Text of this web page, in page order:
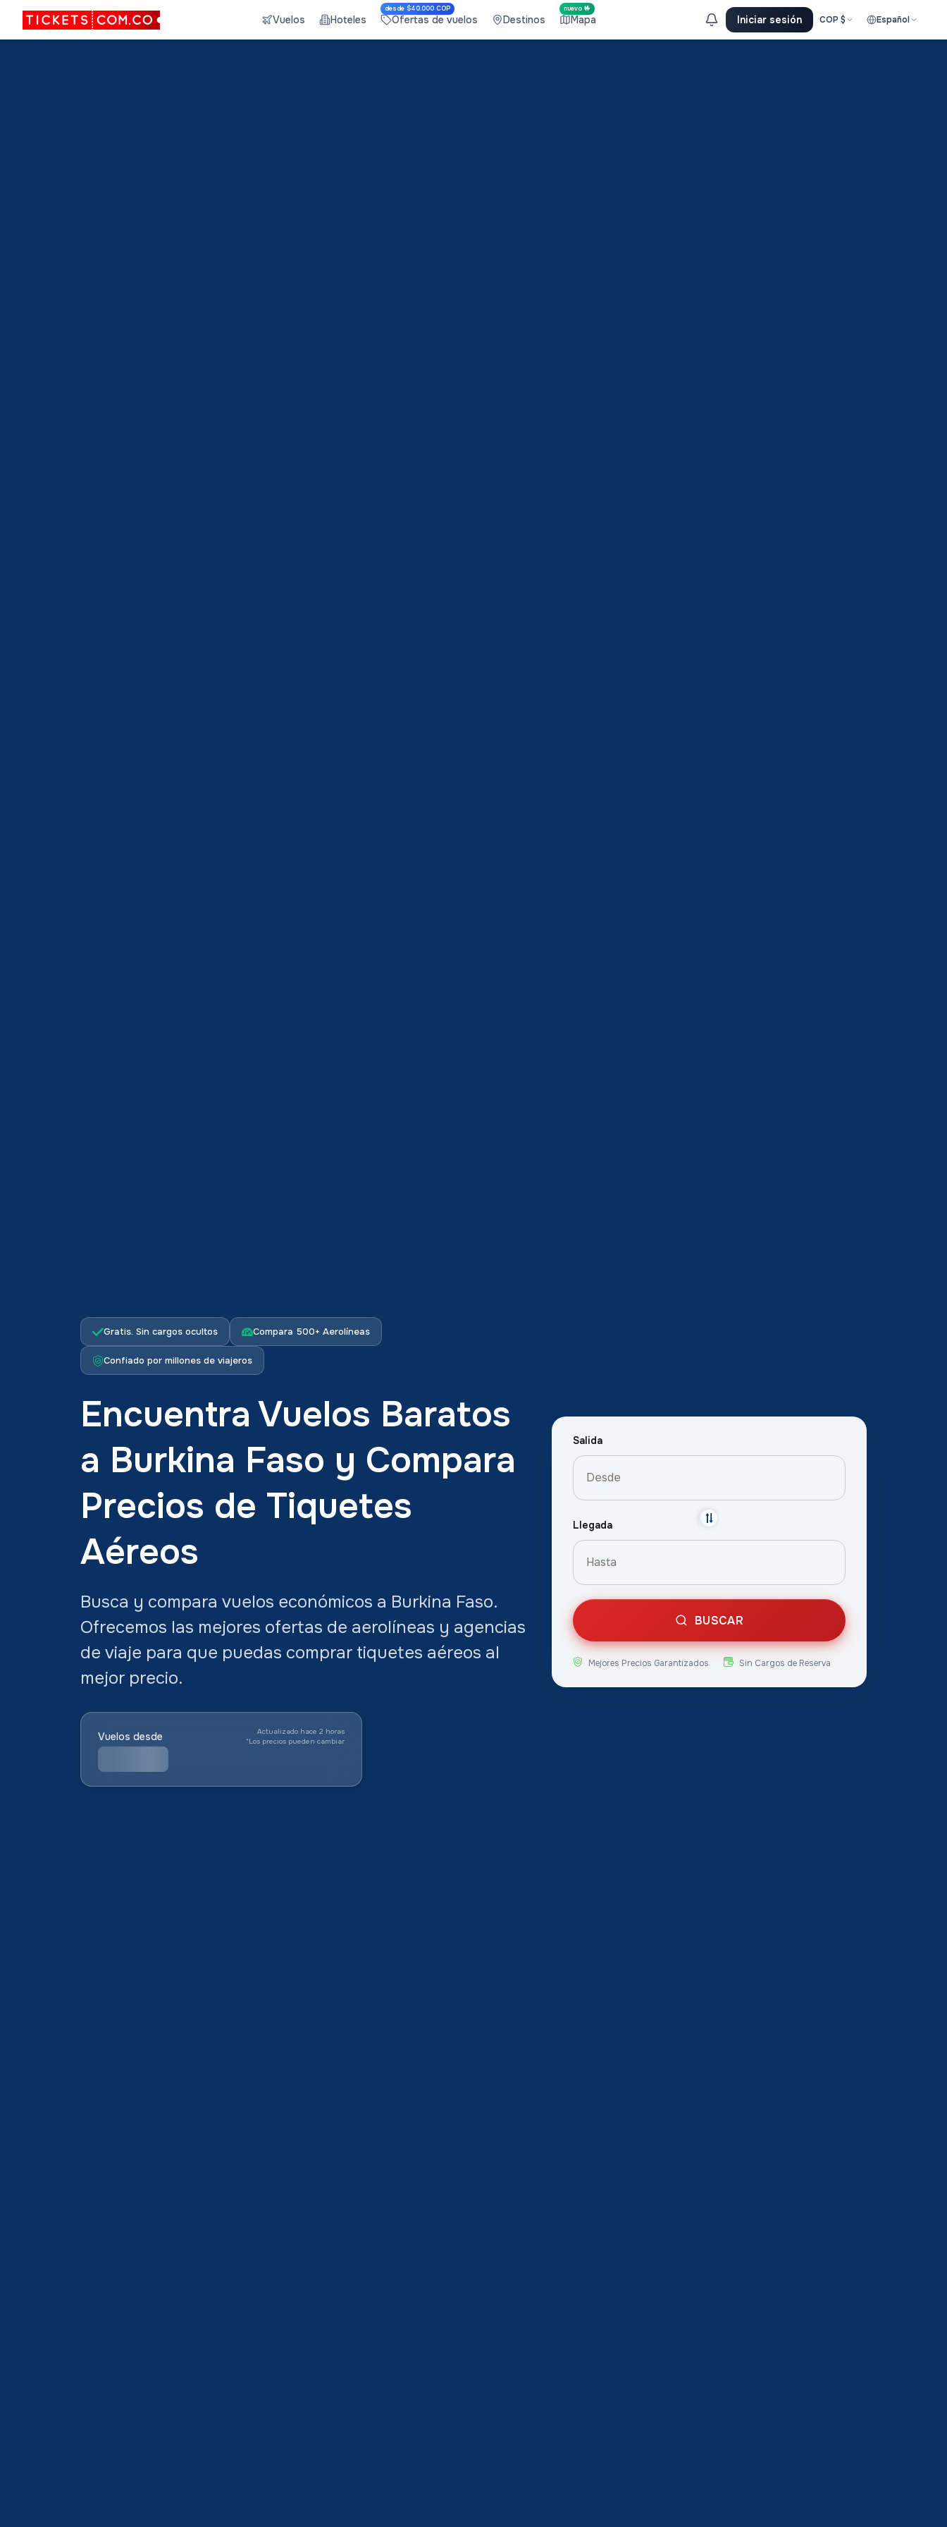
Vuelos Hoteles
desde $40.000 COP
Ofertas de vuelos Destinos
nuevo 🤟
Mapa Iniciar sesión COP $ Español
Gratis. Sin cargos ocultos Compara 500+ Aerolíneas
Confiado por millones de viajeros
Encuentra Vuelos Baratos
a Burkina Faso y Compara
Precios de Tiquetes
Aéreos
Busca y compara vuelos económicos a Burkina Faso.
Ofrecemos las mejores ofertas de aerolíneas y agencias
de viaje para que puedas comprar tiquetes aéreos al
mejor precio.
Vuelos desde
Actualizado hace 2 horas
*Los precios pueden cambiar
Salida
Llegada
BUSCAR
Mejores Precios Garantizados Sin Cargos de Reserva